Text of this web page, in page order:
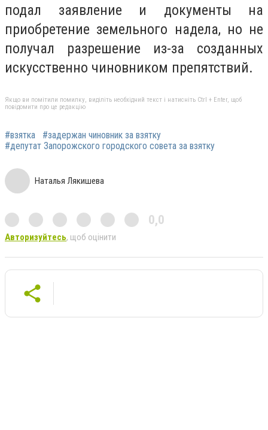
подал заявление и документы на
приобретение земельного надела, но не
получал разрешение из-за созданных
искусственно чиновником препятствий.
Якщо ви помітили помилку, виділіть необхідний текст і натисніть Ctrl + Enter, щоб
повідомити про це редакцію
#взятка
#задержан чиновник за взятку
#депутат Запорожского городского совета за взятку
Наталья Лякишева
0,0
Авторизуйтесь, щоб оцінити